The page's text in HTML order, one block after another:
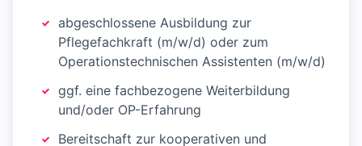
abgeschlossene Ausbildung zur
Pflegefachkraft (m/w/d) oder zum
Operationstechnischen Assistenten (m/w/d)
ggf. eine fachbezogene Weiterbildung
und/oder OP-Erfahrung
Bereitschaft zur kooperativen und